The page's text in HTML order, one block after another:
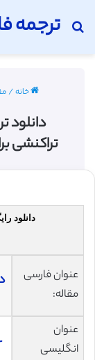
ترجمه
جستجو برای
خانه/
دانلود
تراکنشی
دانلود
عنوان فارسی
مقاله:
عنوان
انگلیسی